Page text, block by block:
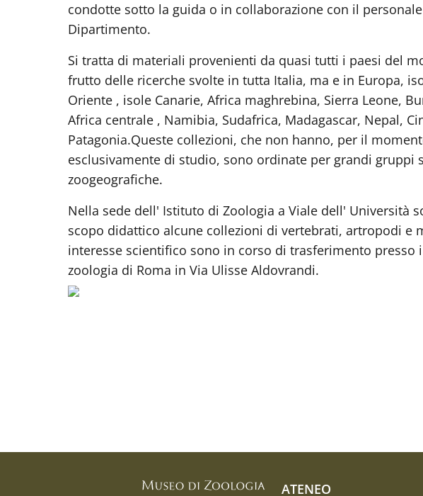
condotte sotto la guida o in collaborazione con il
Dipartimento.
Si tratta di materiali provenienti da quasi tutti i paesi del
frutto delle ricerche svolte in tutta Italia, ma e in Europa,
Oriente , isole Canarie, Africa maghrebina, Sierra Leone,
Africa centrale , Namibia, Sudafrica, Madagascar, Nepal,
Patagonia.Queste collezioni, che non hanno, per il
esclusivamente di studio, sono ordinate per grandi gruppi
zoogeografiche.
Nella sede dell' Istituto di Zoologia a Viale dell' Università
scopo didattico alcune collezioni di vertebrati, artropodi e
interesse scientifico sono in corso di trasferimento presso
zoologia di Roma in Via Ulisse Aldovrandi.
ATENEO